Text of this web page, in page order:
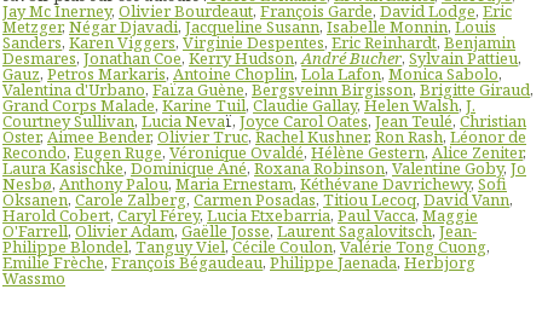
Jay Mc Inerney, Olivier Bourdeaut,François Garde,David Lodge,Eric
Metzger,Négar Djavadi,Jacqueline Susann,Isabelle Monnin,Louis
Sanders, Karen Viggers,Virginie Despentes,Eric Reinhardt,Benjamin
Desmares,Jonathan Coe,Kerry Hudson,André Bucher,Sylvain Pattieu,
Gauz,Petros Markaris,Antoine Choplin, Lola Lafon,Monica Sabolo,
Valentina d'Urbano,Faïza Guène,Bergsveinn Birgisson,Brigitte Giraud,
Grand Corps Malade,Karine Tuil,Claudie Gallay,Helen Walsh,J.
Courtney Sullivan,Lucia Nevaï,Joyce Carol Oates,Jean Teulé,Christian
Oster,Aimee Bender,Olivier Truc,Rachel Kushner, Ron Rash,Léonor de
Recondo,Eugen Ruge,Véronique Ovaldé,Hélène Gestern,Alice Zeniter,
Laura Kasischke,Dominique Ané,Roxana Robinson,Valentine Goby,Jo
Nesbø,Anthony Palou,Maria Ernestam,Kéthévane Davrichewy,Sofi
Oksanen,Carole Zalberg,Carmen Posadas,Titiou Lecoq,David Vann,
Harold Cobert,Caryl Férey,Lucia Etxebarria,Paul Vacca, Maggie
O'Farrell,Olivier Adam,Gaëlle Josse,Laurent Sagalovitsch,Jean-
Philippe Blondel,Tanguy Viel,Cécile Coulon,Valérie Tong Cuong,
Emilie Frèche,François Bégaudeau,Philippe Jaenada,Herbjorg
Wassmo